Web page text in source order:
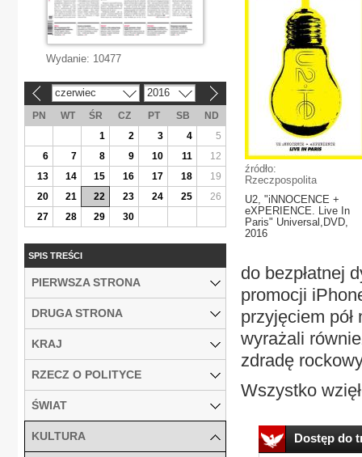
źródło:
Rzeczpospolita
U2, "iNNOCENCE +
eXPERIENCE. Live In
Paris" Universal,DVD,
2016
do bezpłatnej
promocji
przyjęciem
wyrażali
zdradę
Wszystko
Dostęp do
Wydanie: 10477
czerwiec 2016
PN WT ŚR CZ PT SB
ND
1
2 3 4
5
6
7 8 9 10 11
12
13
14 15 16 17 18
19
20
21 22 23 24 25
26
27
28 29 30
SPIS TREŚCI
PIERWSZA STRONA
DRUGA STRONA
KRAJ
RZECZ O POLITYCE
ŚWIAT
KULTURA